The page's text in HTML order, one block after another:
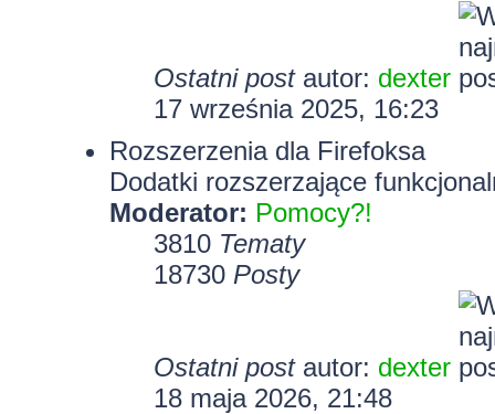
Ostatni postautor: dexter
17 września 2025, 16:23
Rozszerzenia dla Firefoksa
Dodatki rozszerzające
Moderator: Pomocy?!
3810 Tematy
18730 Posty
Ostatni postautor: dexter
18 maja 2026, 21:48